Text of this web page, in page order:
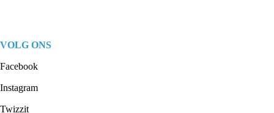
VOLG ONS
Facebook
Instagram
Twizzit